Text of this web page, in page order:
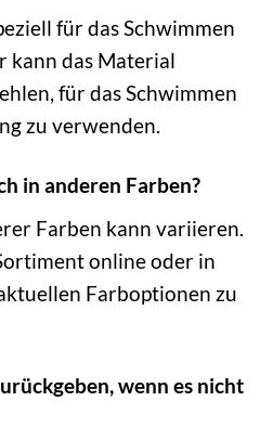
für das Schwimmen
kann das Material
für das Schwimmen
zu verwenden.
in anderen Farben?
Farben kann variieren.
online oder in
Farboptionen zu
wenn es nicht